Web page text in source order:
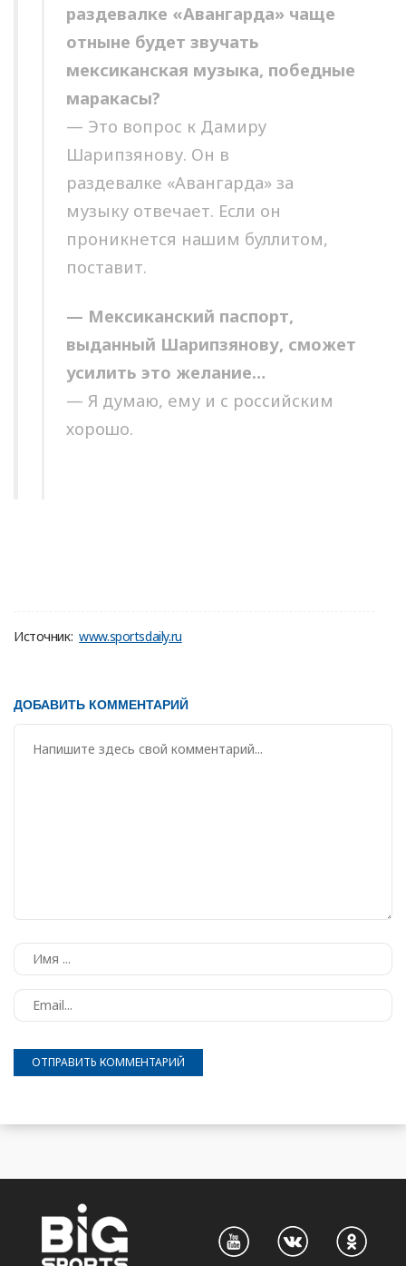
раздевалке «Авангарда» чаще
отныне будет звучать
мексиканская музыка, победные
маракасы?
— Это вопрос к Дамиру
Шарипзянову. Он в
раздевалке «Авангарда» за
музыку отвечает. Если он
проникнется нашим буллитом,
поставит.
— Мексиканский паспорт,
выданный Шарипзянову, сможет
усилить это желание…
— Я думаю, ему и с российским
хорошо.
Источник: www.sportsdaily.ru
ДОБАВИТЬ КОММЕНТАРИЙ